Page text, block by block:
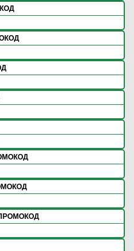
ПРОМОКОД